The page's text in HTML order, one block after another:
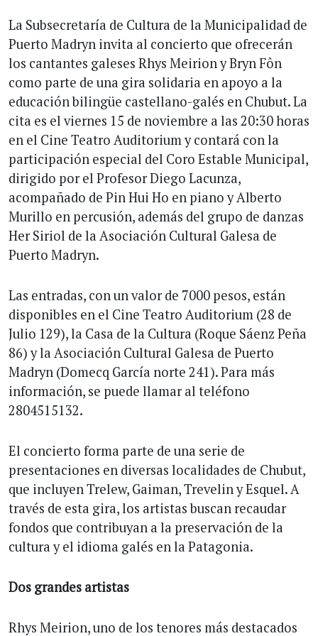
La Subsecretaría de Cultura de la Municipalidad de
Puerto Madryn invita al concierto que ofrecerán
los cantantes galeses Rhys Meirion y Bryn Fôn
como parte de una gira solidaria en apoyo a la
educación bilingüe castellano-galés en Chubut. La
cita es el viernes 15 de noviembre a las 20:30 horas
en el Cine Teatro Auditorium y contará con la
participación especial del Coro Estable Municipal,
dirigido por el Profesor Diego Lacunza,
acompañado de Pin Hui Ho en piano y Alberto
Murillo en percusión, además del grupo de danzas
Her Siriol de la Asociación Cultural Galesa de
Puerto Madryn.
Las entradas, con un valor de 7000 pesos, están
disponibles en el Cine Teatro Auditorium (28 de
Julio 129), la Casa de la Cultura (Roque Sáenz Peña
86) y la Asociación Cultural Galesa de Puerto
Madryn (Domecq García norte 241). Para más
información, se puede llamar al teléfono
2804515132.
El concierto forma parte de una serie de
presentaciones en diversas localidades de Chubut,
que incluyen Trelew, Gaiman, Trevelin y Esquel. A
través de esta gira, los artistas buscan recaudar
fondos que contribuyan a la preservación de la
cultura y el idioma galés en la Patagonia.
Dos grandes artistas
Rhys Meirion, uno de los tenores más destacados